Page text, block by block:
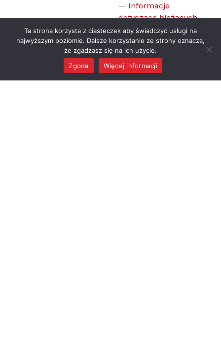
MENU
Informacje
dotyczące bieżących
przerw w dostawie
energii elektrycznej
DLA BIZNESU
Ta strona korzysta z ciasteczek aby świadczyć usługi na
najwyższym poziomie. Dalsze korzystanie ze strony oznacza,
że zgadzasz się na ich użycie.
Zgoda
Więcej informacji